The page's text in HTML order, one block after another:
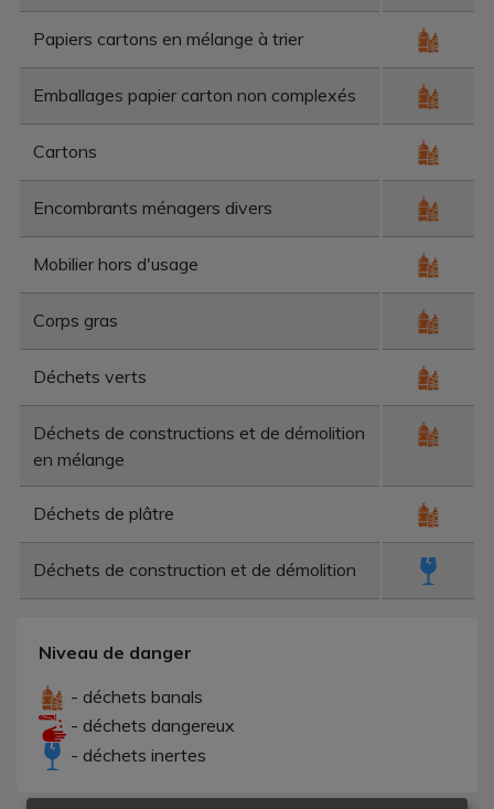
Papiers cartons en mélange à trier
Emballages papier carton non complexés
Cartons
Encombrants ménagers divers
Mobilier hors d'usage
Corps gras
Déchets verts
Déchets de constructions et de démolition
en mélange
Déchets de plâtre
Déchets de construction et de démolition
Niveau de danger
- déchets banals
- déchets dangereux
- déchets inertes